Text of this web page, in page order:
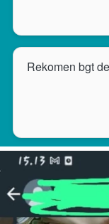
Rekomen bgt